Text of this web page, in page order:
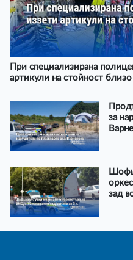
При специализирана
артикули на стойност
за
зад